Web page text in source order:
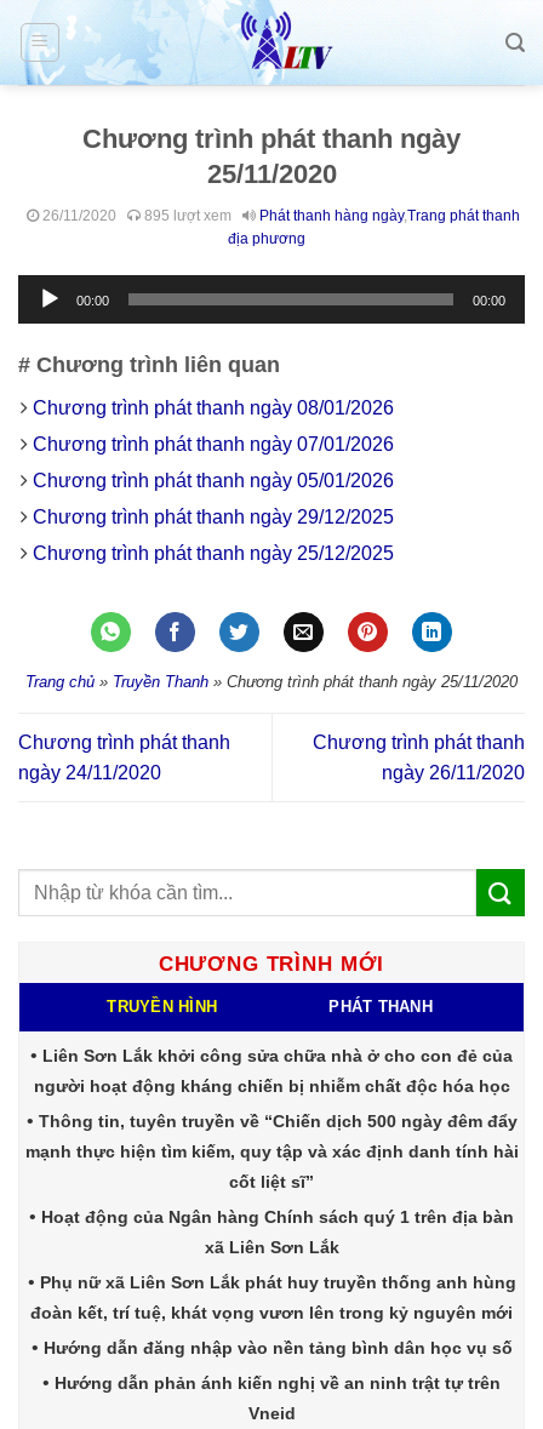
Skip
content
Chương trình phát thanh ngày
25/11/2020
26/11/2020 895 lượt xem Phát thanh hàng ngày,Trang phát thanh
địa phương
Trình
chơi
00:00 00:00
# Chương trình liên quan
Chương trình phát thanh ngày 08/01/2026
Chương trình phát thanh ngày 07/01/2026
Chương trình phát thanh ngày 05/01/2026
Chương trình phát thanh ngày 29/12/2025
Chương trình phát thanh ngày 25/12/2025
Trang chủ » Truyền Thanh » Chương trình phát thanh ngày 25/11/2020
Chương trình phát thanh
ngày 24/11/2020
Chương trình phát thanh
ngày 26/11/2020
CHƯƠNG TRÌNH MỚI
TRUYỀN HÌNH PHÁT THANH
Liên Sơn Lắk khởi công sửa chữa nhà ở cho con đẻ của
người hoạt động kháng chiến bị nhiễm chất độc hóa học
Thông tin, tuyên truyền về “Chiến dịch 500 ngày đêm đẩy
mạnh thực hiện tìm kiếm, quy tập và xác định danh tính hài
cốt liệt sĩ”
Hoạt động của Ngân hàng Chính sách quý 1 trên địa bàn
xã Liên Sơn Lắk
Phụ nữ xã Liên Sơn Lắk phát huy truyền thống anh hùng
đoàn kết, trí tuệ, khát vọng vươn lên trong kỷ nguyên mới
Hướng dẫn đăng nhập vào nền tảng bình dân học vụ số
Hướng dẫn phản ánh kiến nghị về an ninh trật tự trên
Vneid